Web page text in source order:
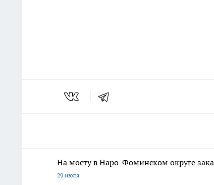
На мосту в Наро-Фоминском округе
29 июля